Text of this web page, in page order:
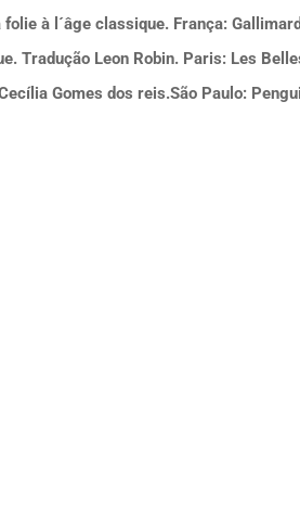
folie à l´âge classique. França:
Tradução Leon Robin. Paris: Les
Gomes dos reis.São Paulo: